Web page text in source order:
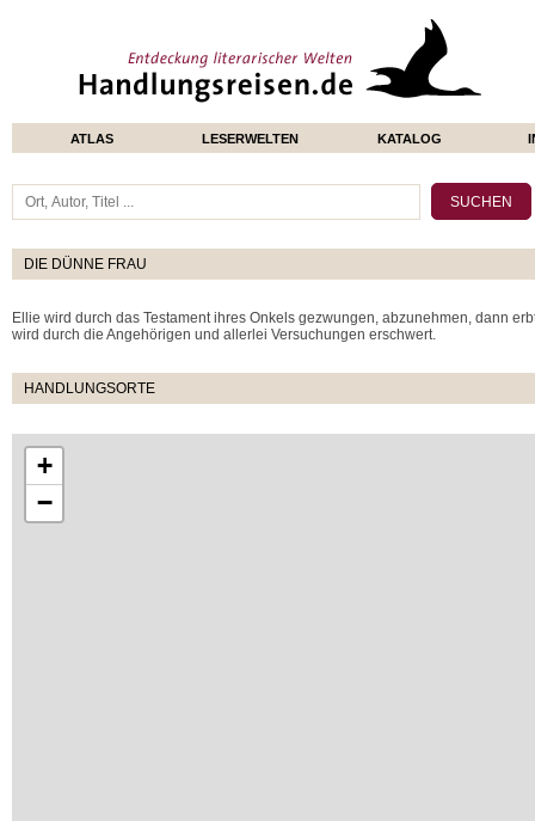
ATLAS LESERWELTEN KATALOG
DIE DÜNNE FRAU
Ellie wird durch das Testament ihres Onkels gezwungen, abzunehmen, dann
wird durch die Angehörigen und allerlei Versuchungen erschwert.
HANDLUNGSORTE
+
−